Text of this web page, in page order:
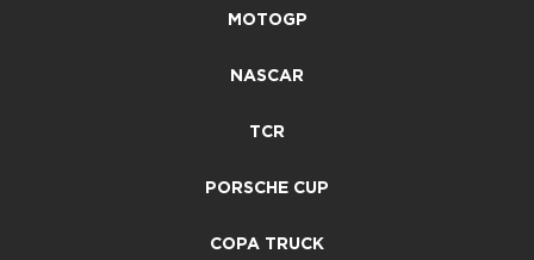
MOTOGP
NASCAR
TCR
PORSCHE CUP
COPA TRUCK